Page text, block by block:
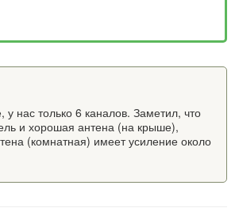
нас только 6 каналов. Заметил, что
и хорошая антена (на крыше),
(комнатная) имеет усиление около